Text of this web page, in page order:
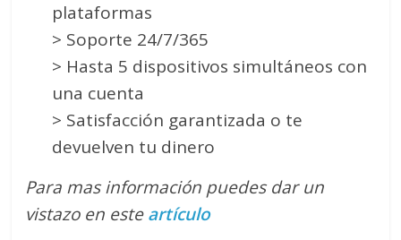
plataformas
> Soporte 24/7/365
> Hasta 5 dispositivos simultáneos con
una cuenta
> Satisfacción garantizada o te
devuelven tu dinero
Para mas información puedes dar un
vistazo en esteartículo